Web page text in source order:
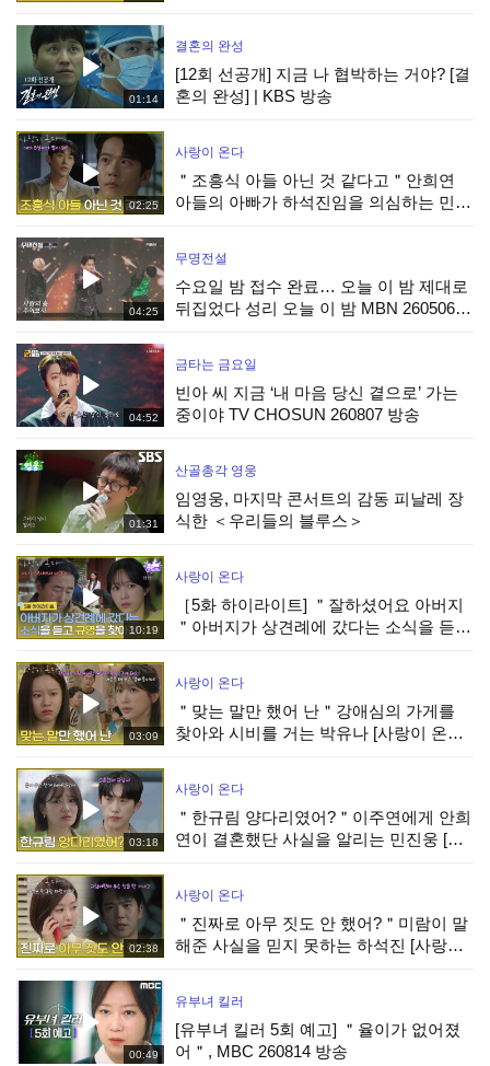
01:14
결혼의 완성
[12회 선공개] 지금 나 협박하는 거야? [결
혼의 완성] | KBS 방송
02:25
사랑이 온다
＂조흥식 아들 아닌 것 같다고＂안희연
아들의 아빠가 하석진임을 의심하는 민진
04:25
무명전설
수요일 밤 접수 완료… 오늘 이 밤 제대로
뒤집었다 성리 오늘 이 밤 MBN 260506
04:52
금타는 금요일
빈아 씨 지금 ‘내 마음 당신 곁으로’ 가는
중이야 TV CHOSUN 260807 방송
01:31
산골총각 영웅
임영웅, 마지막 콘서트의 감동 피날레 장
식한 ＜우리들의 블루스＞
10:19
사랑이 온다
［5화 하이라이트] ＂잘하셨어요 아버지
＂아버지가 상견례에 갔다는 소식을 듣고
03:09
사랑이 온다
＂맞는 말만 했어 난＂강애심의 가게를
찾아와 시비를 거는 박유나 [사랑이 온다]
03:18
사랑이 온다
＂한규림 양다리였어?＂이주연에게 안희
연이 결혼했단 사실을 알리는 민진웅 [사
02:38
사랑이 온다
＂진짜로 아무 짓도 안 했어?＂미람이 말
해준 사실을 믿지 못하는 하석진 [사랑이
00:49
유부녀 킬러
[유부녀 킬러 5회 예고] ＂율이가 없어졌
어＂, MBC 260814 방송